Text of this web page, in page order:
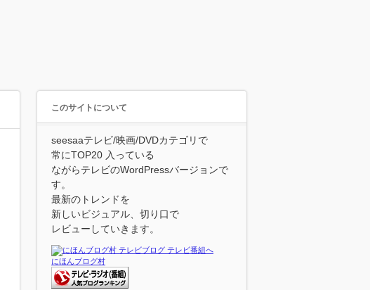
このサイトについて
seesaaテレビ/映画/DVDカテゴリで
常にTOP20 入っている
ながらテレビのWordPressバージョンで
す。
最新のトレンドを
新しいビジュアル、切り口で
レビューしていきます。
にほんブログ村